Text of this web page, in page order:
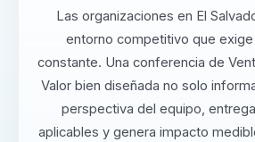
Las organizaciones en El
entorno competitivo que exige
constante. Una conferencia de
Valor bien diseñada no solo
perspectiva del equipo,
aplicables y genera impacto